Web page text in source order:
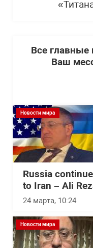
Все главные
Ваш
Новости мира
Russia
to Iran – Ali
24 марта, 10:24
Новости мира